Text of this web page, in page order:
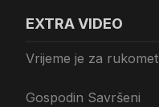
EXTRA VIDEO
Vrijeme je za rukomet
Gospodin Savršeni